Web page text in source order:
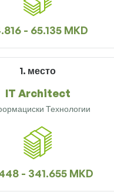
- 65.135 MKD
1. место
IT Architect
Технологии
- 341.655 MKD